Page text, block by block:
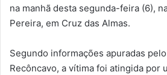
na manhã desta segunda-feira (6),
Pereira, em Cruz das Almas.
Segundo informações apuradas
Recôncavo, a vítima foi atingida por